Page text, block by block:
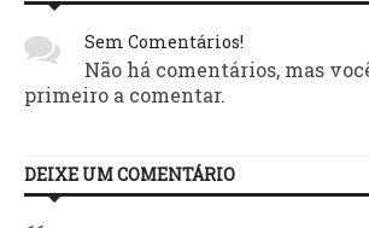
Sem Comentários!
Não há comentários, mas
primeiro a comentar.
DEIXE UM COMENTÁRIO